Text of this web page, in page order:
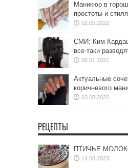
Маникюр в
простоты и стиля
02.05.2022
СМИ: Ким
все-таки
06.01.2021
Актуальные
коричневого
03.08.2022
РЕЦЕПТЫ
ПТИЧЬЕ
14.08.2023